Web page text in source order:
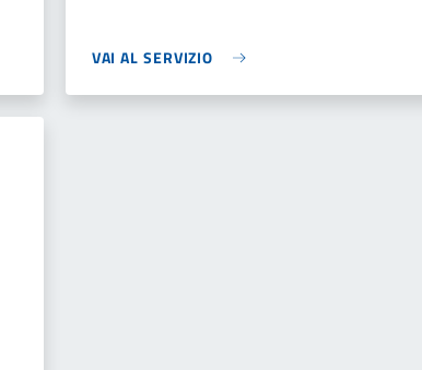
VAI AL SERVIZIO